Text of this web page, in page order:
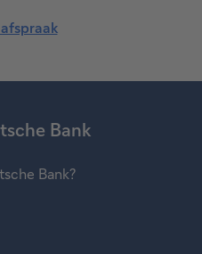
Bank
Bank?